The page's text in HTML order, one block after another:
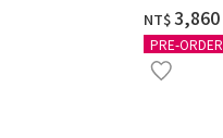
NT$‌3,860
PRE-ORDER